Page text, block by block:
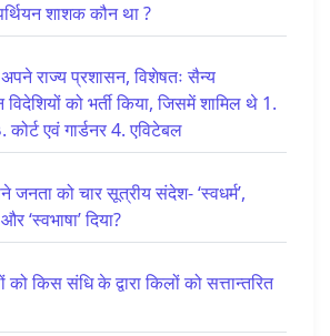
शाशक कौन था ?
राज्य प्रशासन, विशेषतः सैन्य
विदेशियों को भर्ती किया, जिसमें शामिल थे 1.
एवं गार्डनर 4. एविटेबल
जनता को चार सूत्रीय संदेश- ‘स्वधर्म’,
‘स्वभाषा’ दिया?
को किस संधि के द्वारा किलों को सत्तान्तरित